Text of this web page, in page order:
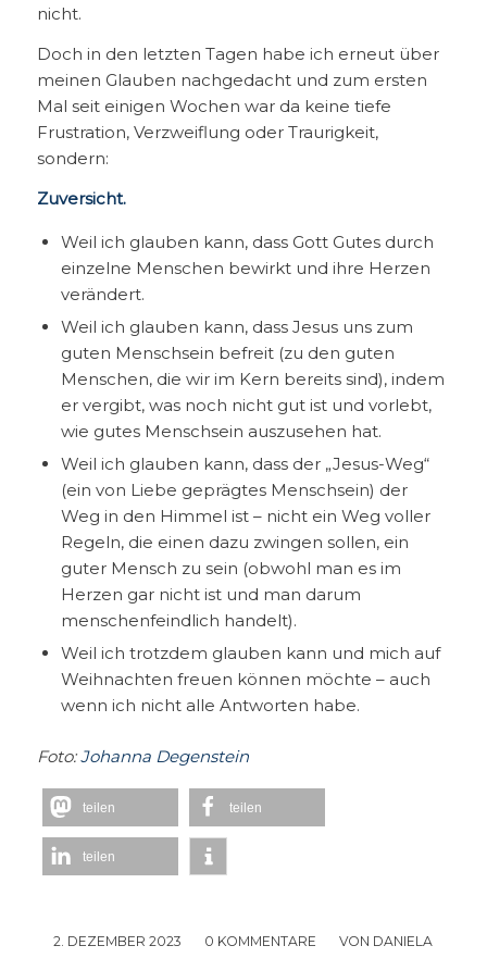
nicht.
Doch in den letzten Tagen habe ich erneut über
meinen Glauben nachgedacht und zum ersten
Mal seit einigen Wochen war da keine tiefe
Frustration, Verzweiflung oder Traurigkeit,
sondern:
Zuversicht.
Weil ich glauben kann, dass Gott Gutes durch
einzelne Menschen bewirkt und ihre Herzen
verändert.
Weil ich glauben kann, dass Jesus uns zum
guten Menschsein befreit (zu den guten
Menschen, die wir im Kern bereits sind), indem
er vergibt, was noch nicht gut ist und vorlebt,
wie gutes Menschsein auszusehen hat.
Weil ich glauben kann, dass der „Jesus-Weg“
(ein von Liebe geprägtes Menschsein) der
Weg in den Himmel ist – nicht ein Weg voller
Regeln, die einen dazu zwingen sollen, ein
guter Mensch zu sein (obwohl man es im
Herzen gar nicht ist und man darum
menschenfeindlich handelt).
Weil ich trotzdem glauben kann und mich auf
Weihnachten freuen können möchte – auch
wenn ich nicht alle Antworten habe.
Foto:Johanna Degenstein
teilen teilen
teilen
2. DEZEMBER 2023
/ 0 KOMMENTARE
/ VON DANIELA